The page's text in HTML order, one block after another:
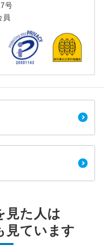
号
員
見た人は
見ています